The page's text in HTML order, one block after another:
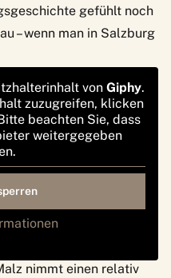
gefühlt noch
– wenn man in Salzburg
von Giphy.
zuzugreifen, klicken
beachten Sie, dass
weitergegeben
nimmt einen relativ